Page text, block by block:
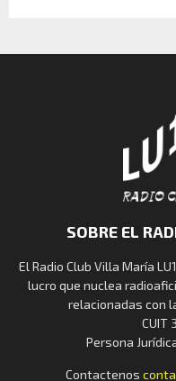
SOBRE EL
El Radio Club Villa María
lucro que nuclea
relacionadas con
CUIT
Persona
Contactenos